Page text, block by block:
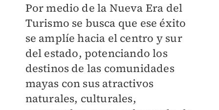
Por medio de la Nueva Era del
Turismo se busca que ese éxito
se amplíe hacia el centro y sur
del estado, potenciando los
destinos de las comunidades
mayas con sus atractivos
naturales, culturales,